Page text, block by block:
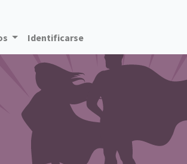
Identificarse